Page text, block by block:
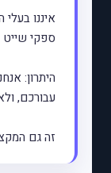
איננו
ספקי שייט
היתרון:
עבורכם,
זה גם